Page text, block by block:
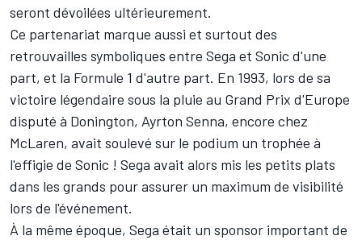
seront dévoilées ultérieurement.
Ce partenariat marque aussi et surtout des
retrouvailles symboliques entre Sega et Sonic d'une
part, et la Formule 1 d'autre part. En 1993, lors de sa
victoire légendaire sous la pluie au Grand Prix d'Europe
disputé à Donington, Ayrton Senna, encore chez
McLaren, avait soulevé sur le podium un trophée à
l'effigie de Sonic ! Sega avait alors mis les petits plats
dans les grands pour assurer un maximum de visibilité
lors de l'événement.
À la même époque, Sega était un sponsor important de